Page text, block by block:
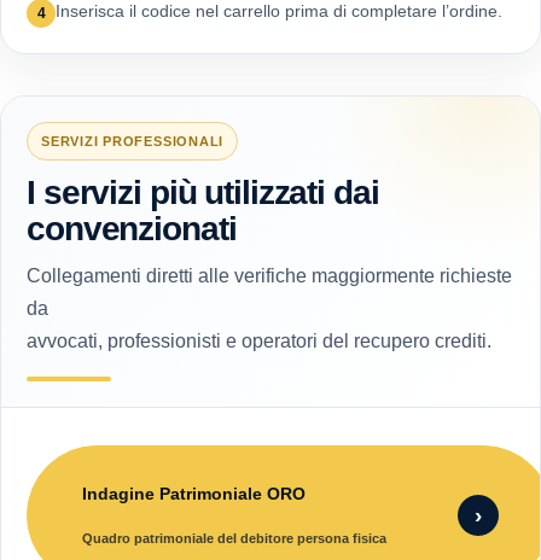
4 Inserisca il codice nel carrello prima di completare l’ordine.
SERVIZI PROFESSIONALI
I servizi più utilizzati dai
convenzionati
Collegamenti diretti alle verifiche maggiormente richieste
da
avvocati, professionisti e operatori del recupero crediti.
Indagine Patrimoniale ORO
Quadro patrimoniale del debitore persona fisica
›